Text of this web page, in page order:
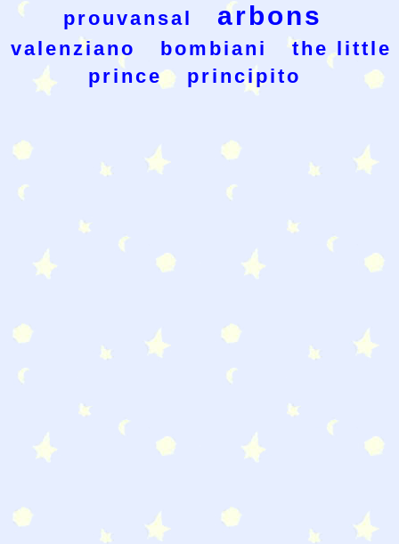
prouvansal
arbons
valenziano bombiani
the little
prince
principito